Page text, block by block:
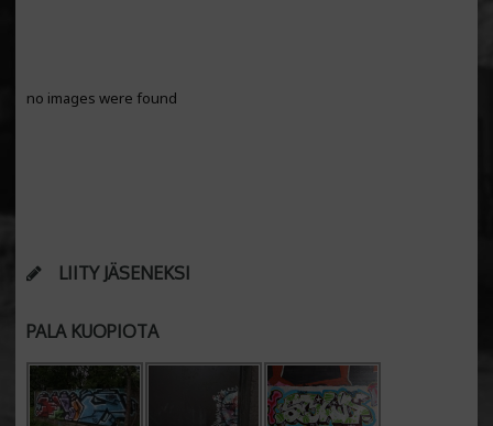
no images were found
LIITY JÄSENEKSI
PALA KUOPIOTA